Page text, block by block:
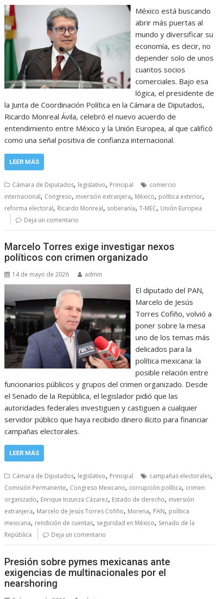
México está buscando
abrir más puertas al
mundo y diversificar su
economía, es decir, no
depender solo de unos
cuantos socios
comerciales. Bajo esa
lógica, el presidente de
la Junta de Coordinación Política en la Cámara de Diputados,
Ricardo Monreal Ávila, celebró el nuevo acuerdo de
entendimiento entre México y la Unión Europea, al que calificó
como una señal positiva de confianza internacional.
LEER MÁS
Cámara de Diputados, legislativo, Principal
comercio
internacional, Congreso, inversión extranjera, México, política exterior,
reforma electoral, Ricardo Monreal, soberanía,T-MEC, Unión Europea
Deja un comentario
Marcelo Torres exige investigar nexos
políticos con crimen organizado
14 de mayo de 2026 admin
El diputado del PAN,
Marcelo de Jesús
Torres Cofiño, volvió a
poner sobre la mesa
uno de los temas más
delicados para la
política mexicana: la
posible relación entre
funcionarios públicos y grupos del crimen organizado. Desde
el Senado de la República, el legislador pidió que las
autoridades federales investiguen y castiguen a cualquier
servidor público que haya recibido dinero ilícito para financiar
campañas electorales.
LEER MÁS
Cámara de Diputados, legislativo, Principal campañas electorales,
Comisión Permanente, Congreso Mexicano, corrupción política, crimen
organizado, Enrique Inzunza Cázarez, Estado de derecho, inversión
extranjera, Marcelo de Jesús Torres Cofiño, Morena, PAN, política
mexicana, rendición de cuentas, seguridad en México, Senado de la
República
Deja un comentario
Presión sobre pymes mexicanas ante
exigencias de multinacionales por el
nearshoring